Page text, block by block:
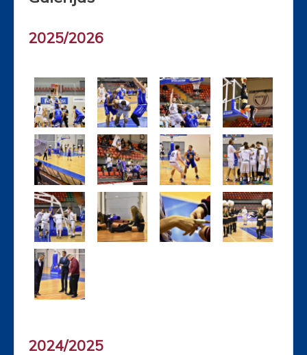
2025/2026
2024/2025